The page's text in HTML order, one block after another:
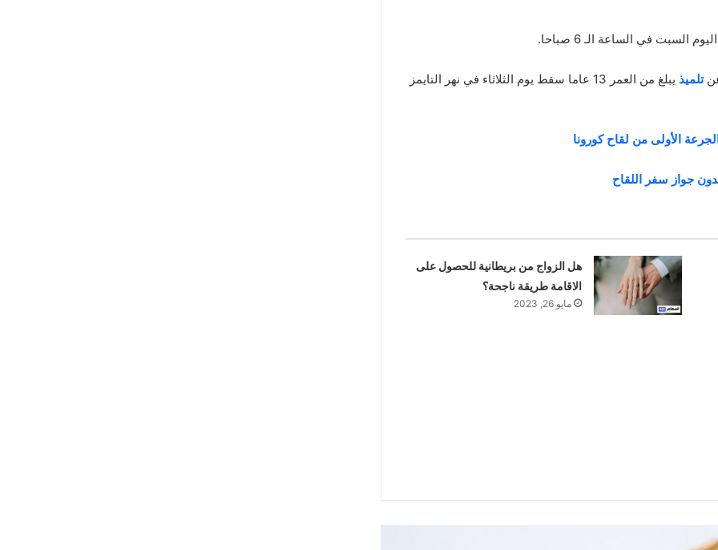
في الساعة الـ 6 صباحا.
تلميذ
يبلغ من العمر 13 عاما سقط يوم الثلاثاء في نهر التايمز
الأولى من لقاح كورونا
جواز سفر اللقاح
هل الزواج من بريطانية للحصول على
الاقامة طريقة ناجحة؟
مايو 26, 2023